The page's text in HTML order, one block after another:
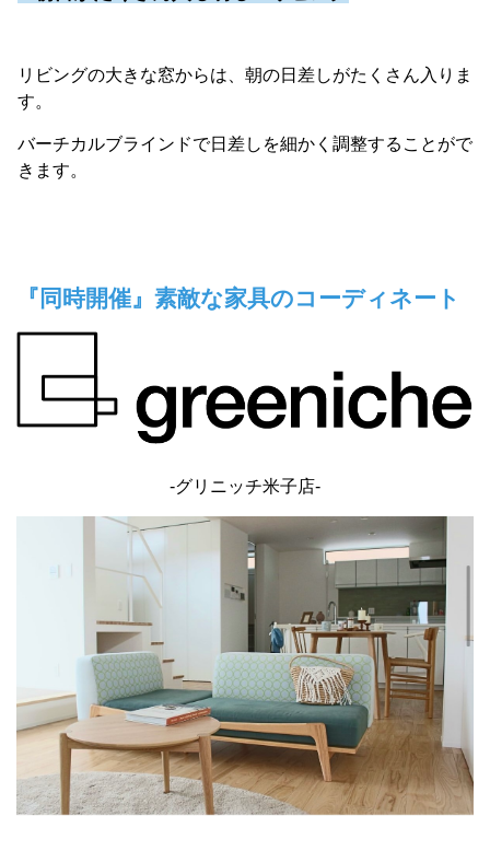
リビングの大きな窓からは、朝の日差しがたくさん入りま
す。
バーチカルブラインドで日差しを細かく調整することがで
きます。
『同時開催』素敵な家具のコーディネート
-グリニッチ米子店-